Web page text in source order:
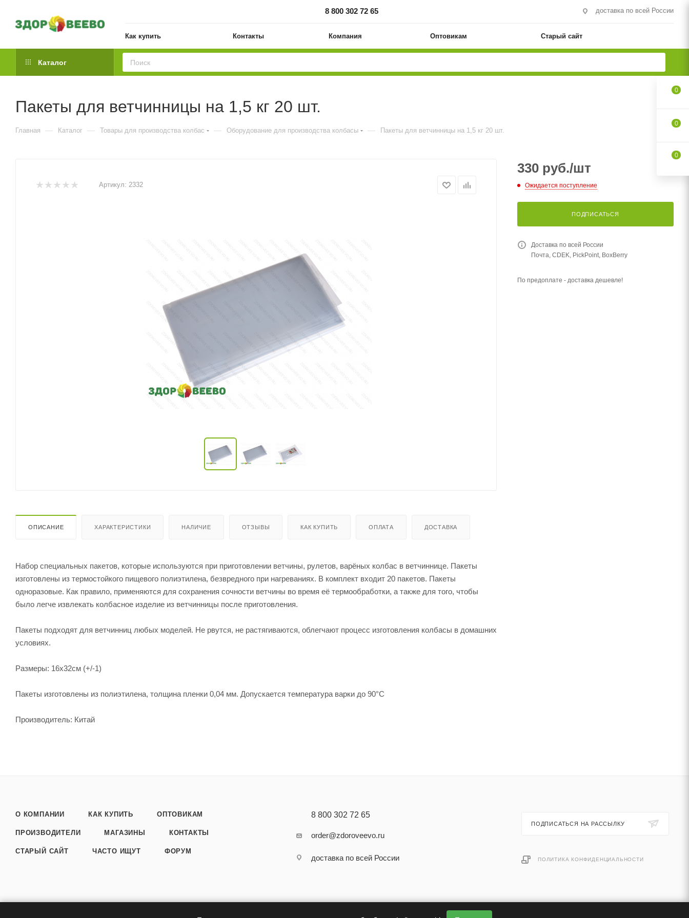
8 800 302 72 65 доставка по всей России
Как купить Контакты Компания Оптовикам Старый сайт
Каталог
Пакеты для ветчинницы на 1,5 кг 20 шт.
Главная — Каталог — Товары для производства колбас — Оборудование для производства колбасы — Пакеты для ветчинницы на 1,5 кг 20 шт.
Артикул: 2332
ОПИСАНИЕ ХАРАКТЕРИСТИКИ НАЛИЧИЕ ОТЗЫВЫ КАК КУПИТЬ ОПЛАТА ДОСТАВКА
Набор специальных пакетов, которые используются при приготовлении ветчины, рулетов, варёных колбас в ветчиннице. Пакеты
изготовлены из термостойкого пищевого полиэтилена, безвредного при нагреваниях. В комплект входит 20 пакетов. Пакеты
одноразовые. Как правило, применяются для сохранения сочности ветчины во время её термообработки, а также для того, чтобы
было легче извлекать колбасное изделие из ветчинницы после приготовления.
Пакеты подходят для ветчинниц любых моделей. Не рвутся, не растягиваются, облегчают процесс изготовления колбасы в домашних
условиях.
Размеры: 16х32см (+/-1)
Пакеты изготовлены из полиэтилена, толщина пленки 0,04 мм. Допускается температура варки до 90°С
Производитель: Китай
330 руб./шт
Ожидается поступление
ПОДПИСАТЬСЯ
Доставка по всей России
Почта, CDEK, PickPoint, BoxBerry
По предоплате - доставка дешевле!
О КОМПАНИИ КАК КУПИТЬ ОПТОВИКАМ
ПРОИЗВОДИТЕЛИ МАГАЗИНЫ КОНТАКТЫ
СТАРЫЙ САЙТ ЧАСТО ИЩУТ ФОРУМ
8 800 302 72 65
order@zdoroveevo.ru
доставка по всей России
ПОДПИСАТЬСЯ НА РАССЫЛКУ
ПОЛИТИКА КОНФИДЕНЦИАЛЬНОСТИ
0
0
0